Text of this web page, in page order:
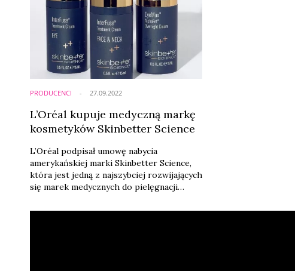
PRODUCENCI
L’Oréal kupuje medyczną markę
kosmetyków Skinbetter Science
L’Oréal podpisał umowę nabycia
amerykańskiej marki Skinbetter Science,
która jest jedną z najszybciej rozwijających
się marek medycznych do pielęgnacji
27.09.2022